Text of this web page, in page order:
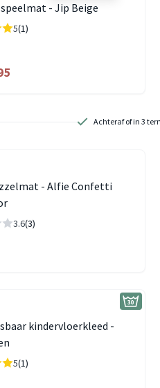
- Jip Beige
5(1)
Achteraf of in 3
- Alfie Confetti
3.6(3)
kindervloerkleed -
5(1)